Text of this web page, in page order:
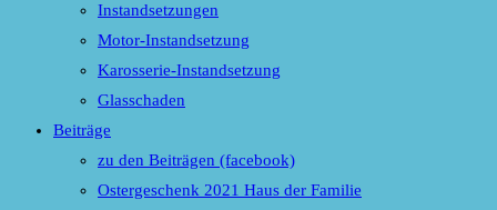
Instandsetzungen
Motor-Instandsetzung
Karosserie-Instandsetzung
Glasschaden
Beiträge
zu den Beiträgen (facebook)
Ostergeschenk 2021 Haus der Familie